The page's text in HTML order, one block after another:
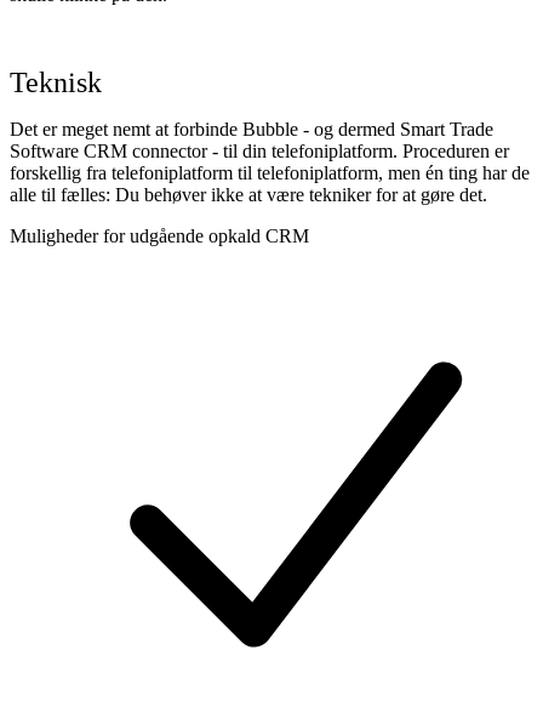
Teknisk
Det er meget nemt at forbinde Bubble - og dermed Smart Trade
Software CRM connector - til din telefoniplatform. Proceduren er
forskellig fra telefoniplatform til telefoniplatform, men én ting har de
alle til fælles: Du behøver ikke at være tekniker for at gøre det.
Muligheder for udgående opkald CRM